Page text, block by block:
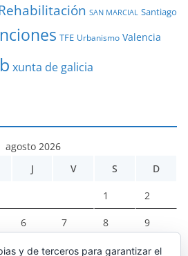
SAN MARCIAL Santiago
TFE Urbanismo Valencia
xunta de galicia
agosto 2026
J V S D
1 2
6 7 8 9
13 14 15 16
y de terceros para garantizar el